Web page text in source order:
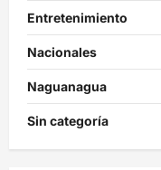
Entretenimiento
Nacionales
Naguanagua
Sin categoría